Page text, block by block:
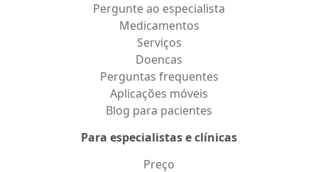
Pergunte ao especialista
Medicamentos
Serviços
Doencas
Perguntas frequentes
Aplicações móveis
Blog para pacientes
Para especialistas e clínicas
Preço